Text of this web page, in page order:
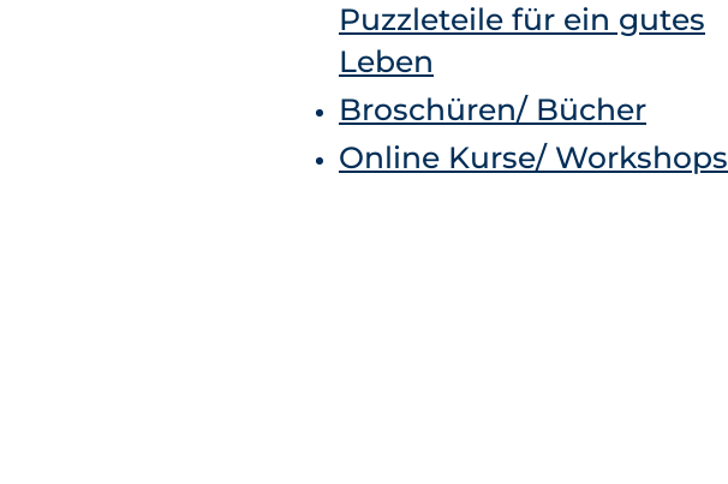
Puzzleteile für ein gutes
Leben
Broschüren/ Bücher
Online Kurse/ Workshops